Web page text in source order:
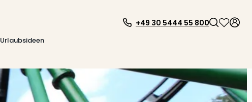
Urlaubsideen
+49 30 5444 55 800